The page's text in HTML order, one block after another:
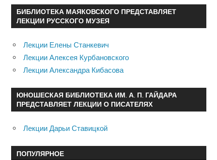
БИБЛИОТЕКА МАЯКОВСКОГО ПРЕДСТАВЛЯЕТ
ЛЕКЦИИ РУССКОГО МУЗЕЯ
Лекции Елены Станкевич
Лекции Алексея Курбановского
Лекции Александра Кибасова
ЮНОШЕСКАЯ БИБЛИОТЕКА ИМ. А. П. ГАЙДАРА
ПРЕДСТАВЛЯЕТ ЛЕКЦИИ О ПИСАТЕЛЯХ
Лекции Дарьи Ставицкой
ПОПУЛЯРНОЕ